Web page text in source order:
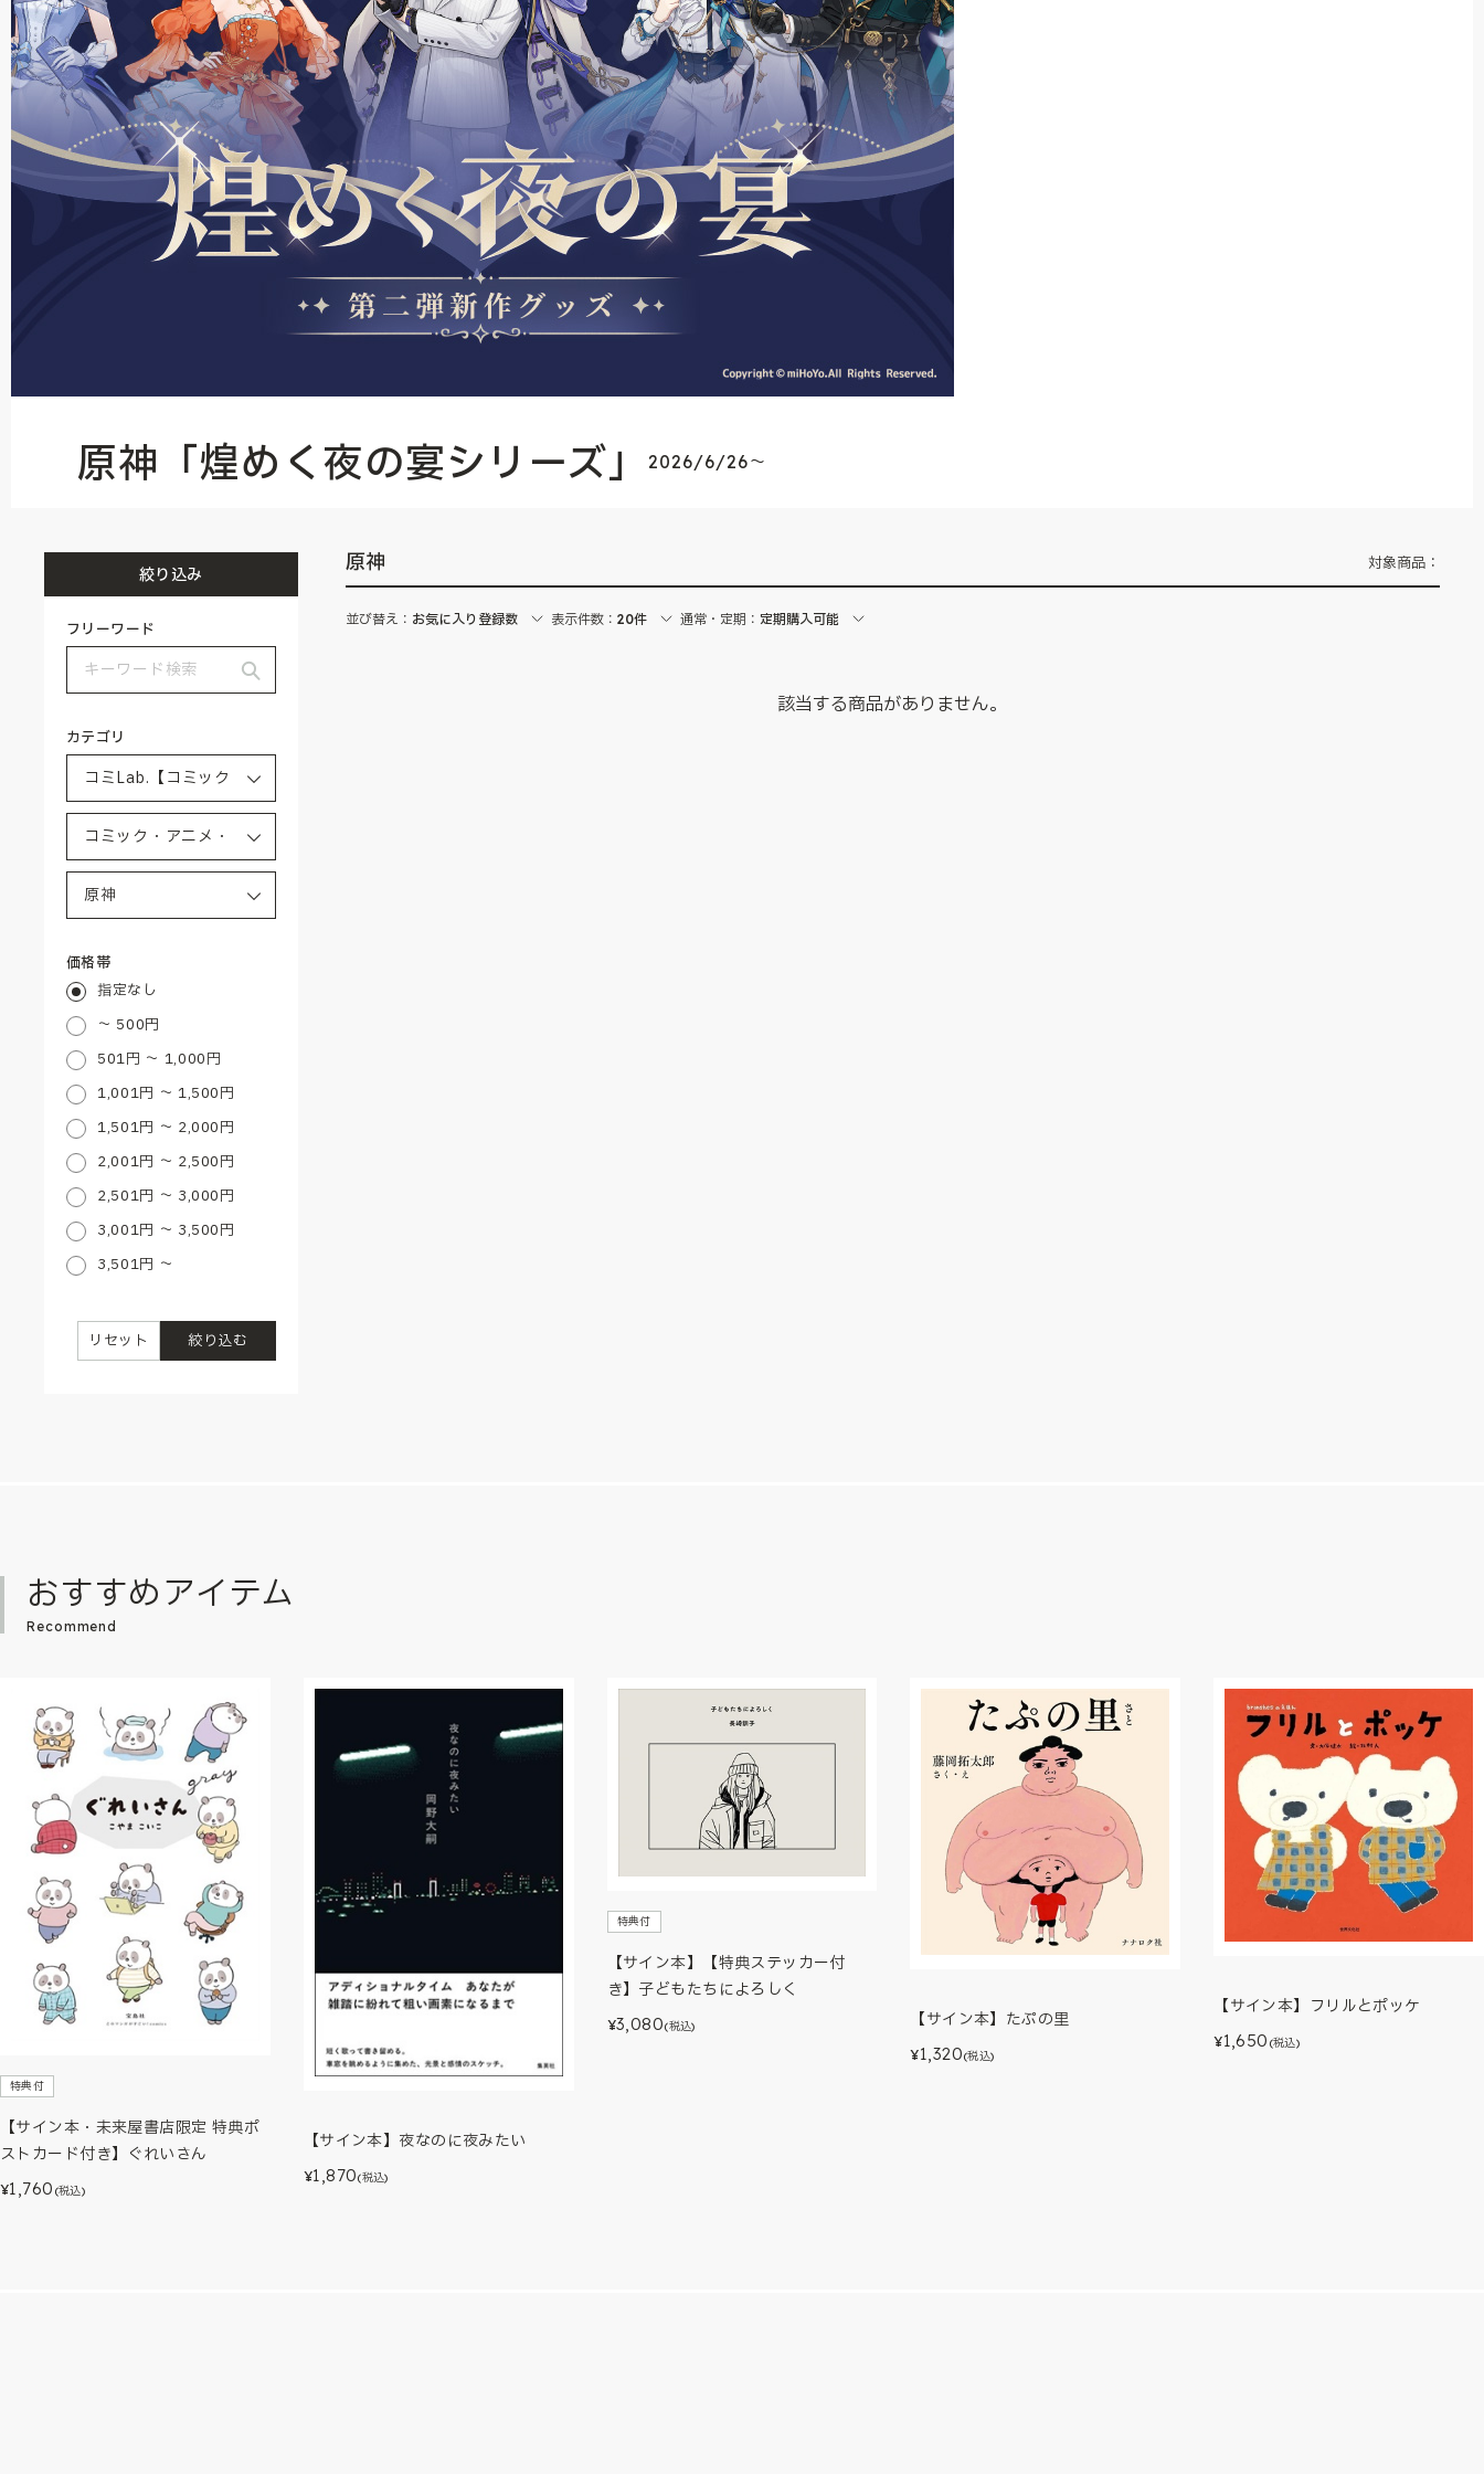
原神「煌めく夜の宴シリーズ」 2026/6/26～
絞り込み
フリーワード
カテゴリ
価格帯
指定なし
～ 500円
501円 ～ 1,000円
1,001円 ～ 1,500円
1,501円 ～ 2,000円
2,001円 ～ 2,500円
2,501円 ～ 3,000円
3,001円 ～ 3,500円
3,501円 ～
絞り込む
リセット
原神 対象商品：
並び替え： お気に入り登録数 表示件数： 20件 通常・定期： 定期購入可能
該当する商品がありません。
おすすめアイテム
Recommend
特典付
【サイン本・未来屋書店限定 特典ポ
ストカード付き】ぐれいさん
¥1,760 (税込)
【サイン本】夜なのに夜みたい
¥1,870(税込)
特典付
【サイン本】【特典ステッカー付
き】子どもたちによろしく
¥3,080(税込) 【サイン本】たぷの里
¥1,320(税込)
【サイン本】フリルとポッケ
¥1,650 (税込)